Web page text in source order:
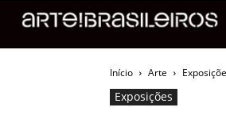
Início Arte
Exposições